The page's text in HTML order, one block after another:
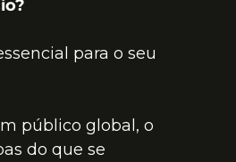
para o seu
público global, o
do que se